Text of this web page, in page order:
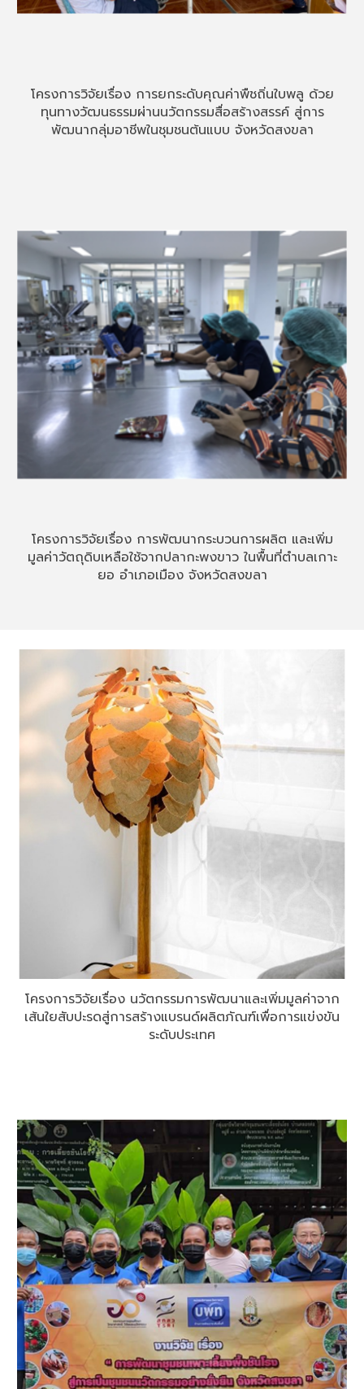
โครงการวิจัยเรื่อง การยกระดับคุณค่าพืชถิ่นใบพลู ด้วย
ทุนทางวัฒนธรรมผ่านนวัตกรรมสื่อสร้างสรรค์ สู่การ
พัฒนากลุ่มอาชีพในชุมชนต้นแบบ จังหวัดสงขลา
โครงการวิจัยเรื่อง การพัฒนากระบวนการผลิต และเพิ่ม
มูลค่าวัตถุดิบเหลือใช้จากปลากะพงขาว ในพื้นที่ตำบลเกาะ
ยอ อำเภอเมือง จังหวัดสงขลา
โครงการวิจัยเรื่อง นวัตกรรมการพัฒนาและเพิ่มมูลค่าจาก
เส้นใยสับปะรดสู่การสร้างแบรนด์ผลิตภัณฑ์เพื่อการแข่งขัน
ระดับประเทศ